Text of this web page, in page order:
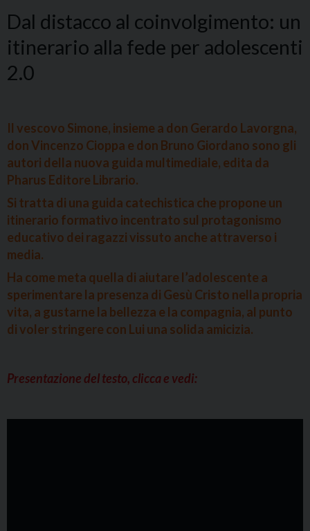
Dal distacco al coinvolgimento: un
itinerario alla fede per adolescenti
2.0
Il vescovo Simone, insieme a don Gerardo Lavorgna,
don Vincenzo Cioppa e don Bruno Giordano sono gli
autori della nuova guida multimediale, edita da
Pharus Editore Librario.
Si tratta di una guida catechistica che propone un
itinerario formativo incentrato sul protagonismo
educativo dei ragazzi vissuto anche attraverso i
media.
Ha come meta quella di aiutare l’adolescente a
sperimentare la presenza di Gesù Cristo nella propria
vita, a gustarne la bellezza e la compagnia, al punto
di voler stringere con Lui una solida amicizia.
Presentazione del testo, clicca e vedi: